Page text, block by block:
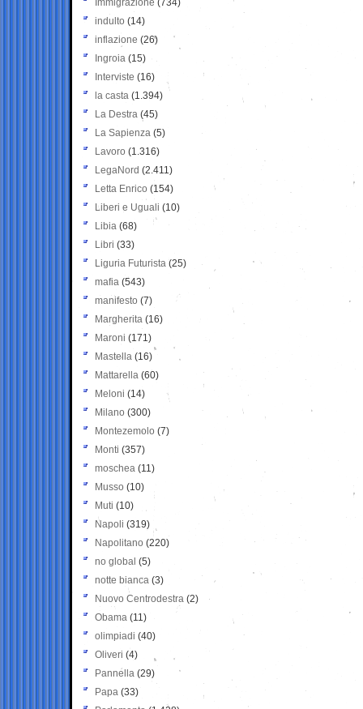
Immigrazione (734)
indulto (14)
inflazione (26)
Ingroia (15)
Interviste (16)
la casta (1.394)
La Destra (45)
La Sapienza (5)
Lavoro (1.316)
LegaNord (2.411)
Letta Enrico (154)
Liberi e Uguali (10)
Libia (68)
Libri (33)
Liguria Futurista (25)
mafia (543)
manifesto (7)
Margherita (16)
Maroni (171)
Mastella (16)
Mattarella (60)
Meloni (14)
Milano (300)
Montezemolo (7)
Monti (357)
moschea (11)
Musso (10)
Muti (10)
Napoli (319)
Napolitano (220)
no global (5)
notte bianca (3)
Nuovo Centrodestra (2)
Obama (11)
olimpiadi (40)
Oliveri (4)
Pannella (29)
Papa (33)